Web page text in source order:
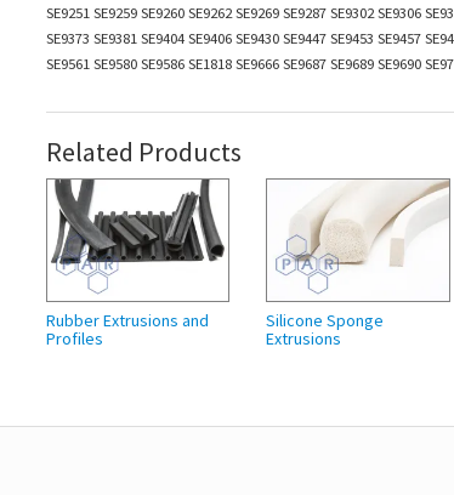
SE9251 SE9259 SE9260 SE9262 SE9269 SE9287 SE9302 SE9306
SE9373 SE9381 SE9404 SE9406 SE9430 SE9447 SE9453 SE9457
SE9561 SE9580 SE9586 SE1818 SE9666 SE9687 SE9689 SE9690
Related Products
Rubber Extrusions and
Profiles
Silicone Sponge
Extrusions